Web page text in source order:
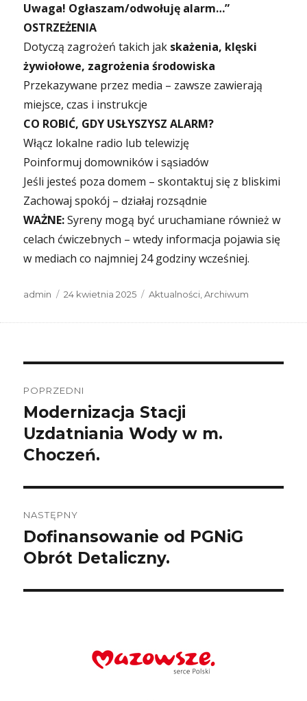
Uwaga! Ogłaszam/odwołuję alarm…”
OSTRZEŻENIA
Dotyczą zagrożeń takich jak skażenia, klęski
żywiołowe, zagrożenia środowiska
Przekazywane przez media – zawsze zawierają
miejsce, czas i instrukcje
CO ROBIĆ, GDY USŁYSZYSZ ALARM?
Włącz lokalne radio lub telewizję
Poinformuj domowników i sąsiadów
Jeśli jesteś poza domem – skontaktuj się z bliskimi
Zachowaj spokój – działaj rozsądnie
WAŻNE:Syreny mogą być uruchamiane również w
celach ćwiczebnych – wtedy informacja pojawia się
w mediach co najmniej 24 godziny wcześniej.
Autor
admin
Data
24 kwietnia 2025 Kategorie
Aktualności ,Archiwum
wpisu
POPRZEDNI
Poprzedni
wpis:
Modernizacja Stacji
Uzdatniania Wody w m.
Choczeń.
NASTĘPNY
Następny
wpis:
Dofinansowanie od PGNiG
Obrót Detaliczny.